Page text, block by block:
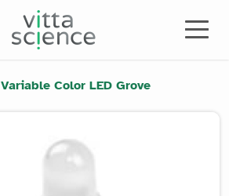
Variable Color LED Grove